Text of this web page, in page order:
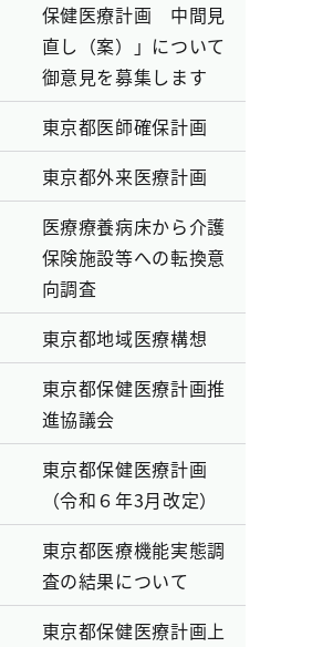
保健医療計画 中間見
直し（案）」について
御意見を募集します
東京都医師確保計画
東京都外来医療計画
医療療養病床から介護
保険施設等への転換意
向調査
東京都地域医療構想
東京都保健医療計画推
進協議会
東京都保健医療計画
（令和６年3月改定）
東京都医療機能実態調
査の結果について
東京都保健医療計画上